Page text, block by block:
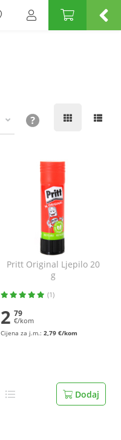
Pritt Original Ljepilo 20
g
(1)
2 79
€/kom
Cijena za j.m.: 2,79 €/kom
Dodaj